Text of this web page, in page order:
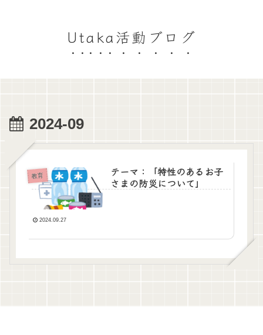
Utaka活動ブログ
2024-09
教育
テーマ：「特性のあるお子
さまの防災について」
2024.09.27